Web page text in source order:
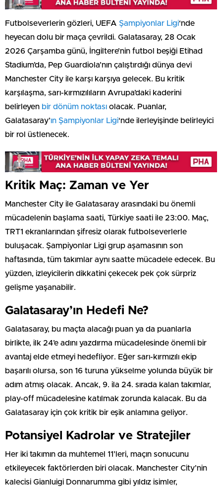
Futbolseverlerin gözleri, UEFA Şampiyonlar Ligi‘nde
heyecan dolu bir maça çevrildi. Galatasaray, 28 Ocak
2026 Çarşamba günü, İngiltere’nin futbol beşiği Etihad
Stadium’da, Pep Guardiola’nın çalıştırdığı dünya devi
Manchester City ile karşı karşıya gelecek. Bu kritik
karşılaşma, sarı-kırmızılıların Avrupa’daki kaderini
belirleyen bir dönüm noktası olacak. Puanlar,
Galatasaray’ın Şampiyonlar Ligi‘nde ilerleyişinde belirleyici
bir rol üstlenecek.
Kritik Maç: Zaman ve Yer
Manchester City ile Galatasaray arasındaki bu önemli
mücadelenin başlama saati, Türkiye saati ile 23:00. Maç,
TRT1 ekranlarından şifresiz olarak futbolseverlerle
buluşacak. Şampiyonlar Ligi grup aşamasının son
haftasında, tüm takımlar aynı saatte mücadele edecek. Bu
yüzden, izleyicilerin dikkatini çekecek pek çok sürpriz
gelişme yaşanabilir.
Galatasaray’ın Hedefi Ne?
Galatasaray, bu maçta alacağı puan ya da puanlarla
birlikte, ilk 24’e adını yazdırma mücadelesinde önemli bir
avantaj elde etmeyi hedefliyor. Eğer sarı-kırmızılı ekip
başarılı olursa, son 16 turuna yükselme yolunda büyük bir
adım atmış olacak. Ancak, 9. ila 24. sırada kalan takımlar,
play-off mücadelesine katılmak zorunda kalacak. Bu da
Galatasaray için çok kritik bir eşik anlamına geliyor.
Potansiyel Kadrolar ve Stratejiler
Her iki takımın da muhtemel 11’leri, maçın sonucunu
etkileyecek faktörlerden biri olacak. Manchester City’nin
kalecisi Gianluigi Donnarumma gibi yıldız isimler,